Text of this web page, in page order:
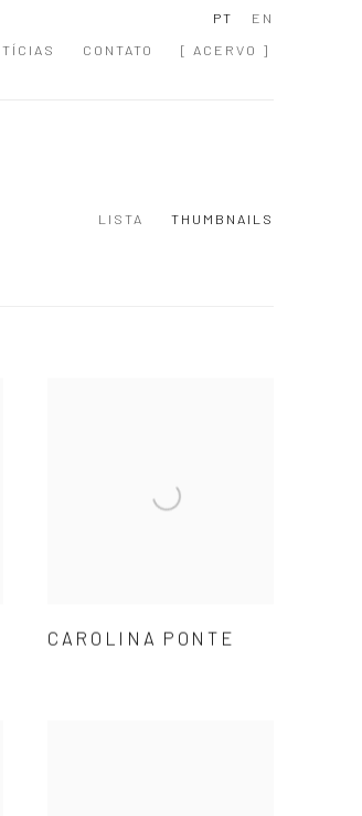
CONTATO [ ACERVO ]
PT EN
LISTA THUMBNAILS
CAROLINA PONTE